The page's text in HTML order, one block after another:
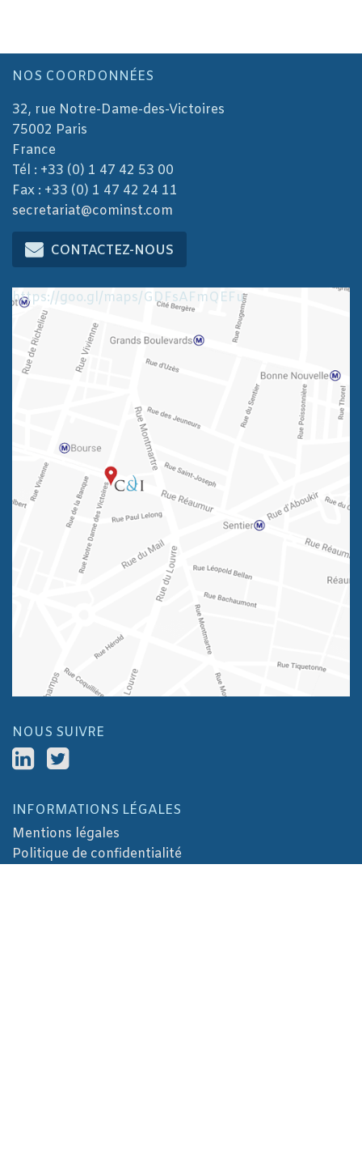
NOS COORDONNÉES
32, rue Notre-Dame-des-Victoires
75002 Paris
France
Tél : +33 (0) 1 47 42 53 00
Fax : +33 (0) 1 47 42 24 11
secretariat@cominst.com
CONTACTEZ-NOUS
https://goo.gl/maps/GDFsAFmQEFu
NOUS SUIVRE
INFORMATIONS LÉGALES
Mentions légales
Politique de confidentialité